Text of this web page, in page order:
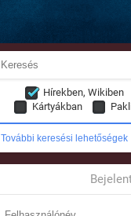
Hírekben, Wikiben
Kártyákban
További keresési lehetőségek